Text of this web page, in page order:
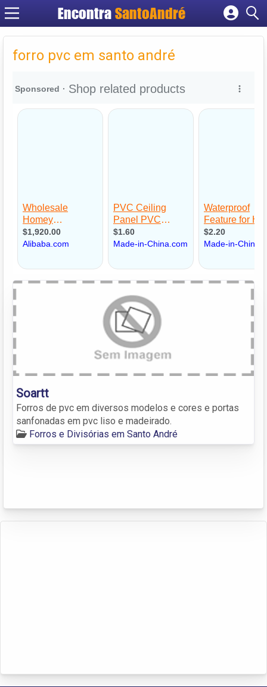
Encontra SantoAndré
Cadastrar empresa
Criar conta
forro pvc em santo andré
Soartt
Forros de pvc em diversos modelos e cores e portas
sanfonadas em pvc liso e madeirado.
Forros e Divisórias em Santo André